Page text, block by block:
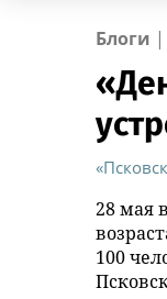
В
России
новый
MWS AI
****
музей
Блоги |
28 мая
100